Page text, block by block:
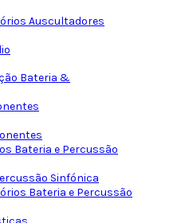
Auscultadores
Bateria &
Bateria e Percussão
Sinfónica
Bateria e Percussão